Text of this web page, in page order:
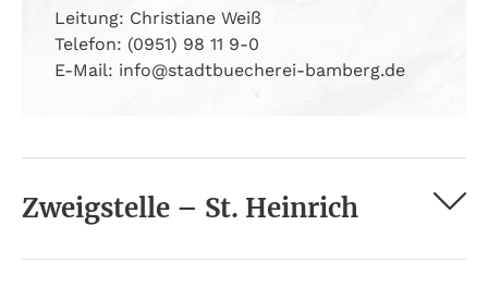
Leitung: Christiane Weiß
Telefon: (0951) 98 11 9-0
E-Mail: info@stadtbuecherei-bamberg.de
Zweigstelle – St. Heinrich